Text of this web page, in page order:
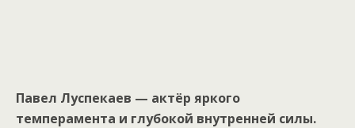
Павел Луспекаев — актёр яркого
темперамента и глубокой внутренней силы.